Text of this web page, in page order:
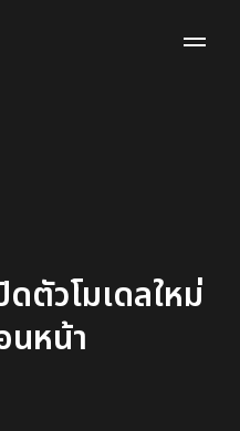
ตัวโมเดลใหม่
นหน้า